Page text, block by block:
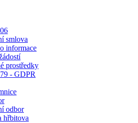
smlova
informace
prostředky
- GDPR
odbor
hřbitova